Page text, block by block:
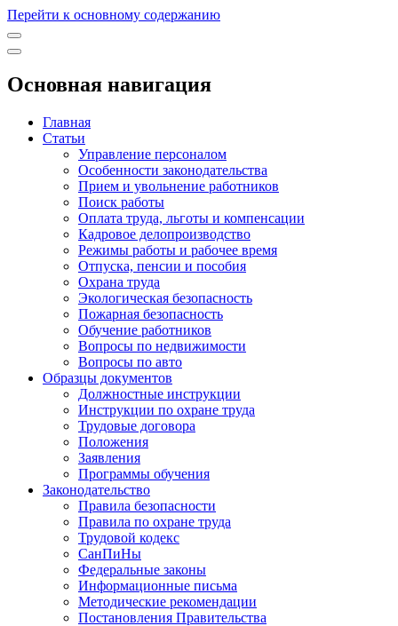
Перейти к основному содержанию
Основная навигация
Главная
Статьи
Управление персоналом
Особенности законодательства
Прием и увольнение работников
Поиск работы
Оплата труда, льготы и компенсации
Кадровое делопроизводство
Режимы работы и рабочее время
Отпуска, пенсии и пособия
Охрана труда
Экологическая безопасность
Пожарная безопасность
Обучение работников
Вопросы по недвижимости
Вопросы по авто
Образцы документов
Должностные инструкции
Инструкции по охране труда
Трудовые договора
Положения
Заявления
Программы обучения
Законодательство
Правила безопасности
Правила по охране труда
Трудовой кодекс
СанПиНы
Федеральные законы
Информационные письма
Методические рекомендации
Постановления Правительства